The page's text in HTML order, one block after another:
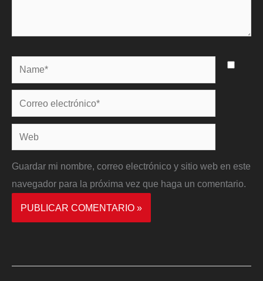
Name*
Correo
electrónico*
Web
Guardar mi nombre, correo electrónico y sitio web en este
navegador para la próxima vez que haga un comentario.